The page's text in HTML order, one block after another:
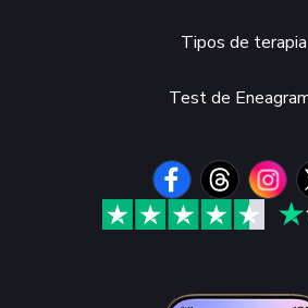
Tipos de terapia
Test de